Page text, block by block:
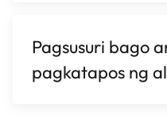
Pagsusuri bago
pagkatapos ng